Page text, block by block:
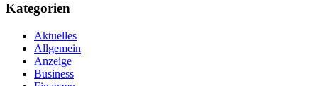
Kategorien
Aktuelles
Allgemein
Anzeige
Business